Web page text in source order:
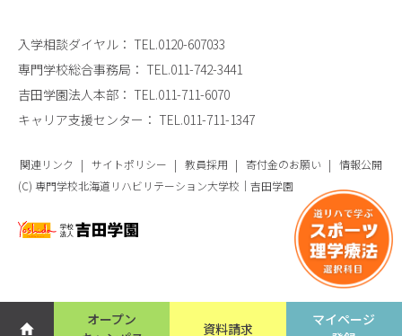
入学相談ダイヤル： TEL.0120-607033
専門学校総合事務局： TEL.011-742-3441
吉田学園法人本部： TEL.011-711-6070
キャリア支援センター： TEL.011-711-1347
関連リンク サイトポリシー 教員採用 寄付金のお願い
情報公開
(C) 専門学校北海道リハビリテーション大学校｜吉田学園
オープン
資料請求
マイページ